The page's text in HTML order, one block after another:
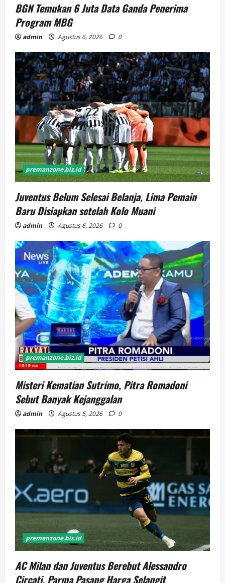
BGN Temukan 6 Juta Data Ganda Penerima
Program MBG
admin Agustus 6, 2026 0
premanzone.biz.id
Juventus Belum Selesai Belanja, Lima Pemain
Baru Disiapkan setelah Kolo Muani
admin Agustus 6, 2026 0
premanzone.biz.id
Misteri Kematian Sutrimo, Pitra Romadoni
Sebut Banyak Kejanggalan
admin Agustus 5, 2026 0
premanzone.biz.id
AC Milan dan Juventus Berebut Alessandro
Circati, Parma Pasang Harga Selangit